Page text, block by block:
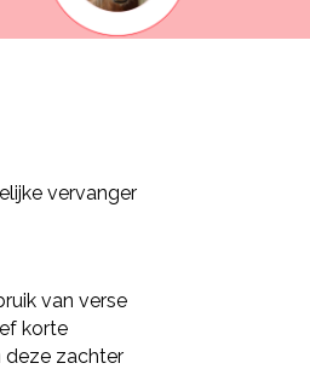
vervanger
van verse
korte
deze zachter